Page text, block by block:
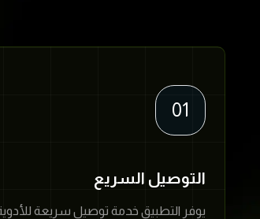
01
التوصيل السريع
يوفر التطبيق خدمة توصيل سريعة